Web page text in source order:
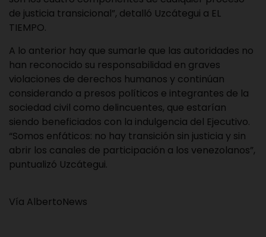
de justicia transicional”, detalló Uzcátegui a EL
TIEMPO.
A lo anterior hay que sumarle que las autoridades no
han reconocido su responsabilidad en graves
violaciones de derechos humanos y continúan
considerando a presos políticos e integrantes de la
sociedad civil como delincuentes, que estarían
siendo beneficiados con la indulgencia del Ejecutivo.
“Somos enfáticos: no hay transición sin justicia y sin
abrir los canales de participación a los venezolanos”,
puntualizó Uzcátegui.
Vía AlbertoNews